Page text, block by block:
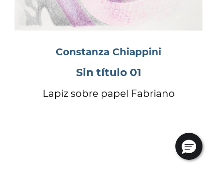
Constanza Chiappini
Sin título 01
Lapiz sobre papel Fabriano